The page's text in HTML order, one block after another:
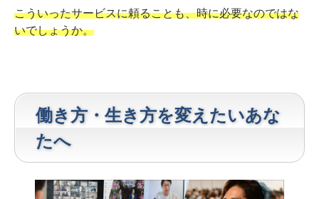
こういったサービスに頼ることも、時に必要なのではな
いでしょうか。
働き方・生き方を変えたいあな
たへ